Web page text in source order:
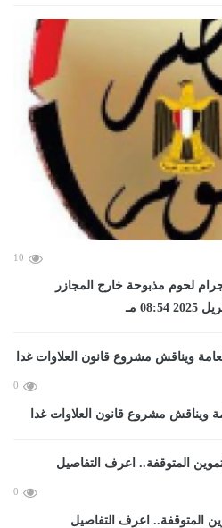
10
ضبط ١٨٥ كيلو جرام لحوم مذبوحة خارج المجازر
0
ويناقش مشروع قانون العلاوات غدا
0
المتوقفة.. اعرف التفاصيل